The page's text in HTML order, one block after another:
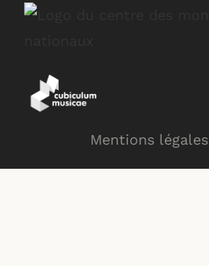
Mentions légales